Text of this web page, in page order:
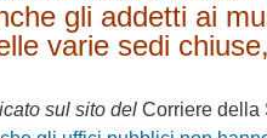
gli addetti ai
varie sedi
sul sito del Corriere della